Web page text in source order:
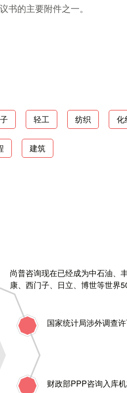
的主要附件之一。
轻工 纺织 化
建筑
尚普咨询现在已经成为中石油、
康、西门子、日立、博世等世界
国家统计局涉外调查
财政部PPP咨询入库